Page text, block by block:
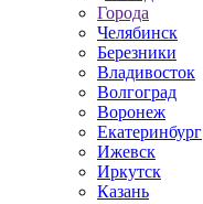
Города
Челябинск
Березники
Владивосток
Волгоград
Воронеж
Екатеринбург
Ижевск
Иркутск
Казань